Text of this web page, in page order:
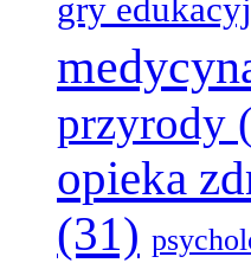
gry
przyrody
opieka
(31)